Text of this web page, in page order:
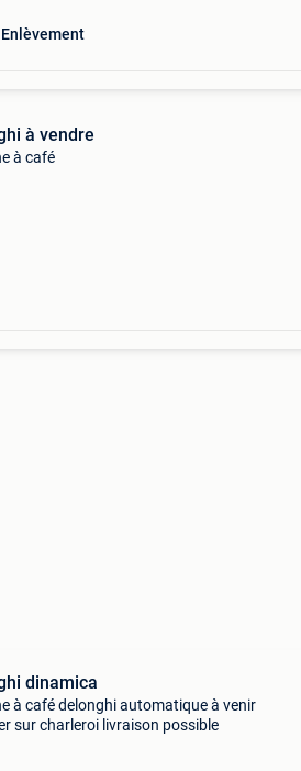
Enlèvement
à vendre
à café
dinamica
à café delonghi automatique à venir
sur charleroi livraison possible